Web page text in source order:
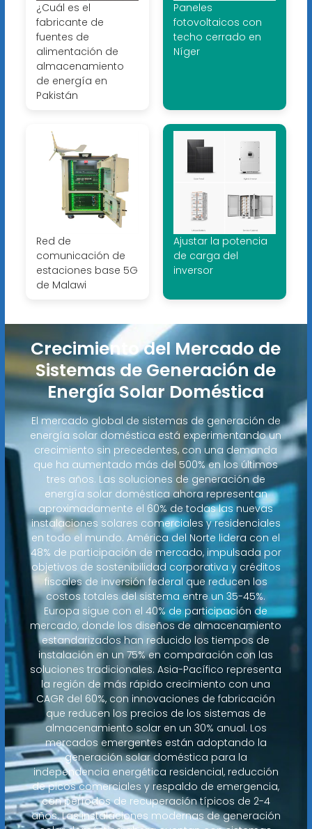
¿Cuál es el
fabricante de
fuentes de
alimentación de
almacenamiento
de energía en
Pakistán
Paneles
fotovoltaicos con
techo cerrado en
Níger
Red de
comunicación de
estaciones base 5G
de Malawi
Ajustar la potencia
de carga del
inversor
Crecimiento del Mercado de
Sistemas de Generación de
Energía Solar Doméstica
El mercado global de sistemas de generación de
energía solar doméstica está experimentando un
crecimiento sin precedentes, con una demanda
que ha aumentado más del 500% en los últimos
tres años. Las soluciones de generación de
energía solar doméstica ahora representan
aproximadamente el 60% de todas las nuevas
instalaciones solares comerciales y residenciales
en todo el mundo. América del Norte lidera con el
48% de participación de mercado, impulsada por
objetivos de sostenibilidad corporativa y créditos
fiscales de inversión federal que reducen los
costos totales del sistema entre un 35-45%.
Europa sigue con el 40% de participación de
mercado, donde los diseños de almacenamiento
estandarizados han reducido los tiempos de
instalación en un 75% en comparación con las
soluciones tradicionales. Asia-Pacífico representa
la región de más rápido crecimiento con una
CAGR del 60%, con innovaciones de fabricación
que reducen los precios de los sistemas de
almacenamiento solar en un 30% anual. Los
mercados emergentes están adoptando la
generación solar doméstica para la
independencia energética residencial, reducción
de picos comerciales y respaldo de emergencia,
con períodos de recuperación típicos de 2-4
años. Las instalaciones modernas de generación